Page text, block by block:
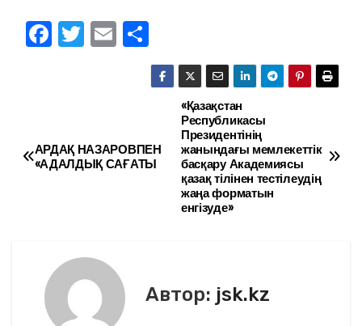
F
a
b
o
T
w
E
m
О
тп
р
в
и
а
«Қазақстан
Республикасы
Президентінің
жанындағы мемлекеттік
басқару Академиясы
қазақ тілінен тестілеудің
жаңа форматын
енгізуде»
АРДАҚ НАЗАРОВПЕН
«АДАЛДЫҚ САҒАТЫ
Автор: jsk.kz